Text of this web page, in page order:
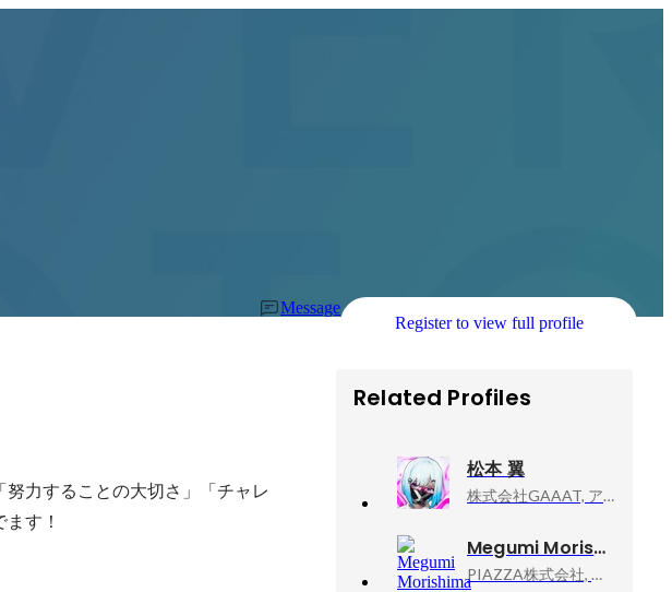
Message
Register to view full profile
力することの大切さ」「チャレ
す！
Related Profiles
松本 翼
株式会社GAAAT, アーティスト・イベント事業部
Megumi Morishima
PIAZZA株式会社, コーポレート部